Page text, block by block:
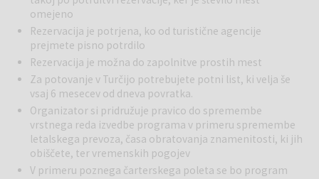
je pod zaščito organizacije Unesco in velja za kulturni spomenik.
Tukaj se je narava predala fantaziji; pokrajina sestoji iz kamnitih
sten, piramidnih kamnov in kegljev iz lehnjaka, ki so preluknjani kot
mravljišče. Nato vas popeljemo skozi dolino Simon ali „Dolino
menihov“ imenovano tudi „Dolina pravljičnih dimnikov“. Pokrajina je s
svojimi izoliranimi ali združenimi oblikami, ki segajo tudi do preko
deset metrov v višino, tako unikatna in popolna, da človek obnemi.
Vožnja do Uchisarja, kjer je predviden kratek postanek za zunanji
ogled te dihjemajoče pokrajine. Nato obiščemo tkalnico preprog in
spoznamo postopek izdelave preproge, vse od pridobivanja
naravnih materialov: svile, bombaža in volne - do končnega izdelka.
Za zaključek dneva se bomo sprehodili še po čudovitem mestu
omejeno
Rezervacija je potrjena, ko od turistične agencije
prejmete pisno potrdilo
Rezervacija je možna do zapolnitve prostih mest
Za potovanje v Turčijo potrebujete potni list, ki velja še
vsaj 6 mesecev od dneva povratka.
Organizator si pridružuje pravico do spremembe
vrstnega reda izvedbe programa v primeru spremembe
letalskega prevoza, časa obratovanja znamenitosti, ki jih
obiščete, ter vremenskih pogojev
V primeru poznega čarterskega poleta se bo program